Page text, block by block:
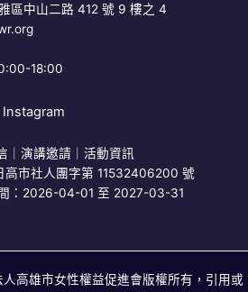
區中山二路 412 號 9 樓之 4
18:00
Instagram
｜ 演講邀請 ｜ 活動資訊
高市社人團字第 11532406200 號
：2026-04-01 至 2027-03-31
高雄市女性權益促進會版權所有，引用或